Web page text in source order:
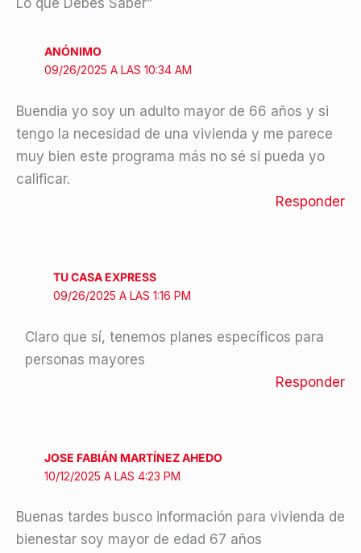
Lo que Debes Saber”
ANÓNIMO
09/26/2025 A LAS 10:34 AM
Buendia yo soy un adulto mayor de 66 años y si
tengo la necesidad de una vivienda y me parece
muy bien este programa más no sé si pueda yo
calificar.
Responder
TU CASA EXPRESS
09/26/2025 A LAS 1:16 PM
Claro que sí, tenemos planes específicos para
personas mayores
Responder
JOSE FABIÁN MARTÍNEZ AHEDO
10/12/2025 A LAS 4:23 PM
Buenas tardes busco información para vivienda de
bienestar soy mayor de edad 67 años